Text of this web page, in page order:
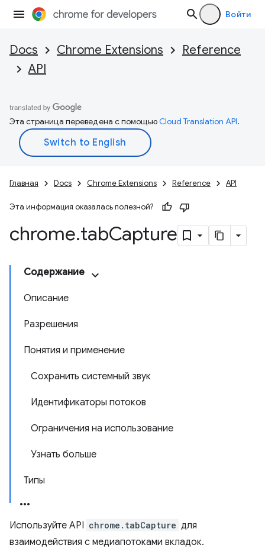
Войти
Docs Chrome Extensions
Reference
API
Эта страница переведена с помощьюCloud Translation API.
Главная Docs Chrome Extensions Reference API
Эта информация оказалась полезной?
chrome.tabCapture
Содержание
Описание
Разрешения
Понятия и применение
Сохранить системный звук
Идентификаторы потоков
Ограничения на использование
Узнать больше
Типы
Используйте API chrome.tabCapture для
взаимодействия с медиапотоками вкладок.